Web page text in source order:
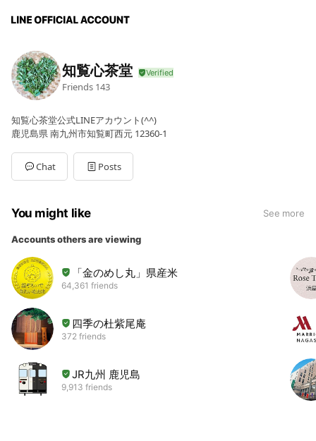
知覧心茶堂
Friends 143
知覧心茶堂公式LINEアカウント(^^)
鹿児島県 南九州市知覧町西元 12360-1
Chat Posts
You might like See more
Accounts others are viewing
「金のめし丸」県産米
64,361 friends
四季の杜紫尾庵
372 friends
JR九州 鹿児島
9,913 friends